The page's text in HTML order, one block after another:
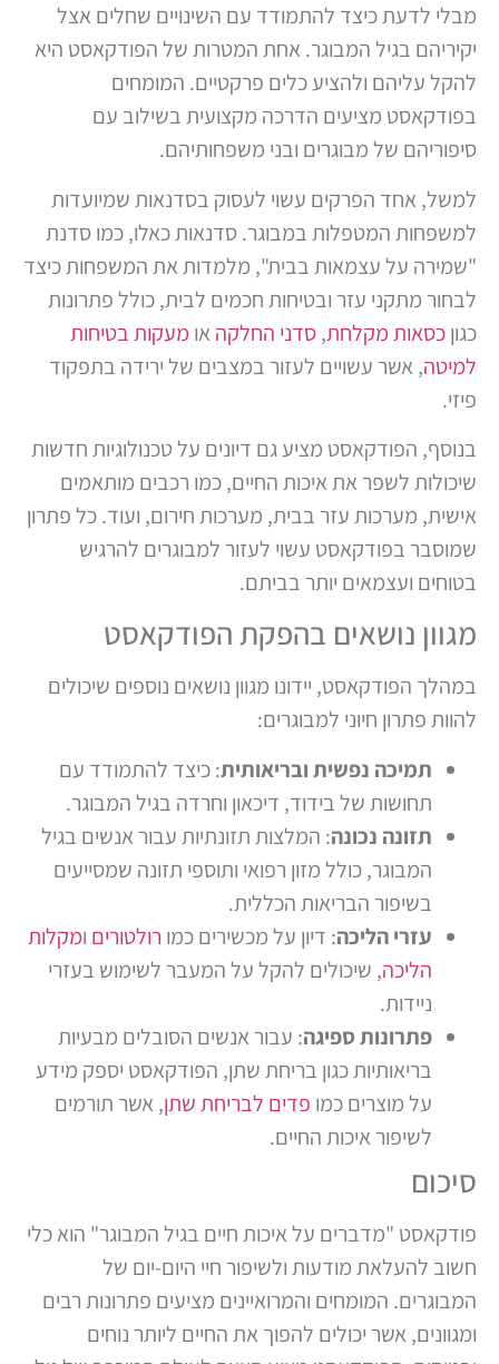
מבלי לדעת כיצד להתמודד עם השינויים שחלים אצל
יקיריהם בגיל המבוגר. אחת המטרות של הפודקאסט היא
להקל עליהם ולהציע כלים פרקטיים. המומחים
בפודקאסט מציעים הדרכה מקצועית בשילוב עם
סיפוריהם של מבוגרים ובני משפחותיהם.
למשל, אחד הפרקים עשוי לעסוק בסדנאות שמיועדות
למשפחות המטפלות במבוגר. סדנאות כאלו, כמו סדנת
"שמירה על עצמאות בבית", מלמדות את המשפחות כיצד
לבחור מתקני עזר ובטיחות חכמים לבית, כולל פתרונות
כגוןכסאות מקלחת,סדני החלקהאומעקות בטיחות
למיטה, אשר עשויים לעזור במצבים של ירידה בתפקוד
פיזי.
בנוסף, הפודקאסט מציע גם דיונים על טכנולוגיות חדשות
שיכולות לשפר את איכות החיים, כמו רכבים מותאמים
אישית, מערכות עזר בבית, מערכות חירום, ועוד. כל פתרון
שמוסבר בפודקאסט עשוי לעזור למבוגרים להרגיש
בטוחים ועצמאים יותר בביתם.
מגוון נושאים בהפקת הפודקאסט
במהלך הפודקאסט, יידונו מגוון נושאים נוספים שיכולים
להוות פתרון חיוני למבוגרים:
תמיכה נפשית ובריאותית: כיצד להתמודד עם
תחושות של בידוד, דיכאון וחרדה בגיל המבוגר.
תזונה נכונה: המלצות תזונתיות עבור אנשים בגיל
המבוגר, כולל מזון רפואי ותוספי תזונה שמסייעים
בשיפור הבריאות הכללית.
עזרי הליכה: דיון על מכשירים כמורולטוריםומקלות
הליכה, שיכולים להקל על המעבר לשימוש בעזרי
ניידות.
פתרונות ספיגה: עבור אנשים הסובלים מבעיות
בריאותיות כגון בריחת שתן, הפודקאסט יספק מידע
על מוצרים כמופדים לבריחת שתן, אשר תורמים
לשיפור איכות החיים.
סיכום
פודקאסט "מדברים על איכות חיים בגיל המבוגר" הוא כלי
חשוב להעלאת מודעות ולשיפור חיי היום-יום של
המבוגרים. המומחים והמרואיינים מציעים פתרונות רבים
ומגוונים, אשר יכולים להפוך את החיים ליותר נוחים